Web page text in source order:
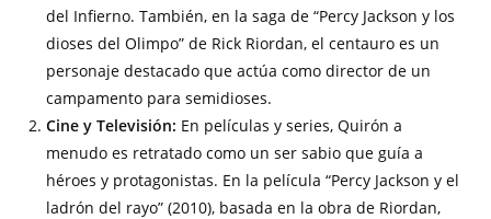
del Infierno. También, en la saga de “Percy Jackson y los
dioses del Olimpo” de Rick Riordan, el centauro es un
personaje destacado que actúa como director de un
campamento para semidioses.
Cine y Televisión: En películas y series, Quirón a
menudo es retratado como un ser sabio que guía a
héroes y protagonistas. En la película “Percy Jackson y el
ladrón del rayo” (2010), basada en la obra de Riordan,